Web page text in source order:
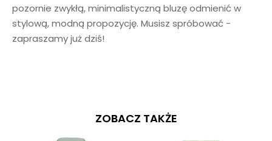
pozornie zwykłą, minimalistyczną bluzę odmienić w
stylową, modną propozycję. Musisz spróbować -
zapraszamy już dziś!
ZOBACZ TAKŻE